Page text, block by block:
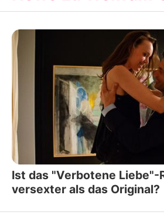
Ist das "Verbotene Liebe"-
versexter als das Original?